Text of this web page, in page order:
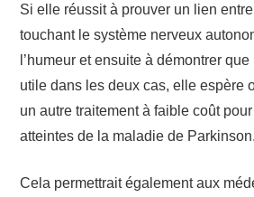
Si elle réussit à prouver un lien
touchant le système nerveux
l’humeur et ensuite à démontrer
utile dans les deux cas, elle espère
un autre traitement à faible coût
atteintes de la maladie de Parkinson.
Cela permettrait également aux